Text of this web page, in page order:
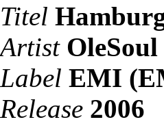
Titel
Artist OleSoul
Label EMI
Release 2006